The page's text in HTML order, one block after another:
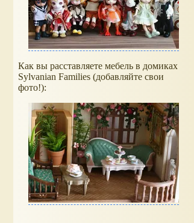
Как вы расставляете мебель в домиках
Sylvanian Families (добавляйте свои
фото!):